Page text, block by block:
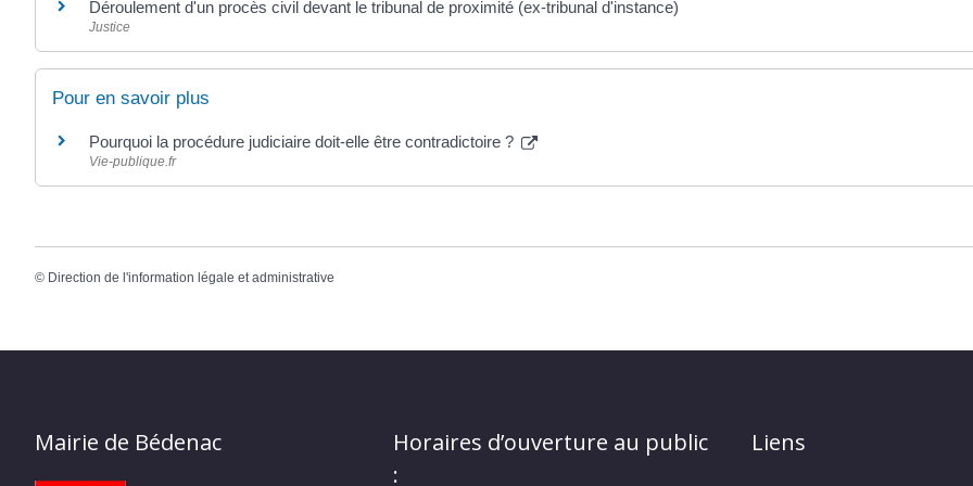
Déroulement d'un procès civil devant le tribunal de proximité (ex-tribunal d'instance)
Justice
Pour en savoir plus
Pourquoi la procédure judiciaire doit-elle être contradictoire ?
Vie-publique.fr
© Direction de l'information légale et administrative
Mairie de Bédenac
Horaires d’ouverture au public
:
Liens